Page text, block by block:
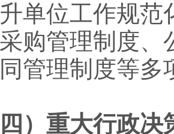
单位工作规
购管理制度
管理制度等
重大行政决